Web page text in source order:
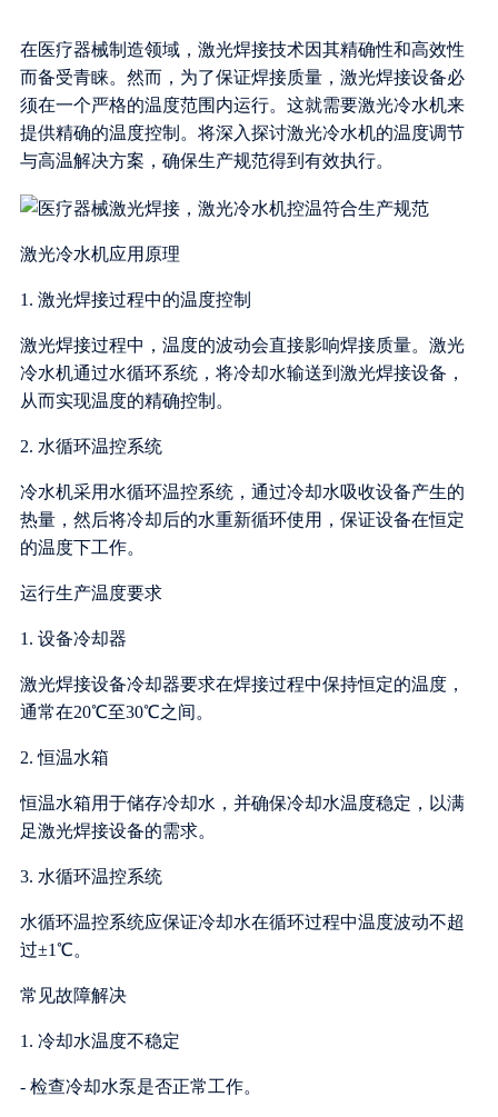
在医疗器械制造领域，激光焊接技术因其精确性和高效性
而备受青睐。然而，为了保证焊接质量，激光焊接设备必
须在一个严格的温度范围内运行。这就需要激光冷水机来
提供精确的温度控制。将深入探讨激光冷水机的温度调节
与高温解决方案，确保生产规范得到有效执行。
激光冷水机应用原理
1. 激光焊接过程中的温度控制
激光焊接过程中，温度的波动会直接影响焊接质量。激光
冷水机通过水循环系统，将冷却水输送到激光焊接设备，
从而实现温度的精确控制。
2. 水循环温控系统
冷水机采用水循环温控系统，通过冷却水吸收设备产生的
热量，然后将冷却后的水重新循环使用，保证设备在恒定
的温度下工作。
运行生产温度要求
1. 设备冷却器
激光焊接设备冷却器要求在焊接过程中保持恒定的温度，
通常在20℃至30℃之间。
2. 恒温水箱
恒温水箱用于储存冷却水，并确保冷却水温度稳定，以满
足激光焊接设备的需求。
3. 水循环温控系统
水循环温控系统应保证冷却水在循环过程中温度波动不超
过±1℃。
常见故障解决
1. 冷却水温度不稳定
- 检查冷却水泵是否正常工作。